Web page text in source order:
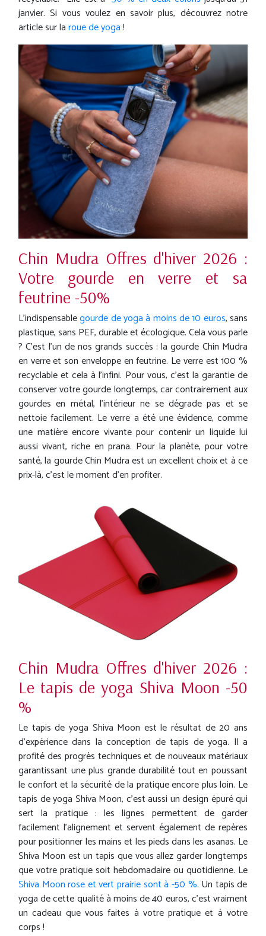
janvier. Si vous voulez en savoir plus, découvrez notre
article sur laroue de yoga!
Chin Mudra Offres d'hiver 2026 :
Votre gourde en verre et sa
feutrine -50%
L’indispensablegourde de yoga à moins de 10 euros, sans
plastique, sans PEF, durable et écologique. Cela vous parle
? C'est l'un de nos grands succès : la gourde Chin Mudra
en verre et son enveloppe en feutrine. Le verre est 100 %
recyclable et cela à l'infini. Pour vous, c'est la garantie de
conserver votre gourde longtemps, car contrairement aux
gourdes en métal, l'intérieur ne se dégrade pas et se
nettoie facilement. Le verre a été une évidence, comme
une matière encore vivante pour contenir un liquide lui
aussi vivant, riche en prana. Pour la planète, pour votre
santé, la gourde Chin Mudra est un excellent choix et à ce
prix-là, c’est le moment d’en profiter.
Chin Mudra Offres d'hiver 2026 :
Le tapis de yoga Shiva Moon -50
%
Le tapis de yoga Shiva Moon est le résultat de 20 ans
d'expérience dans la conception de tapis de yoga. Il a
profité des progrès techniques et de nouveaux matériaux
garantissant une plus grande durabilité tout en poussant
le confort et la sécurité de la pratique encore plus loin. Le
tapis de yoga Shiva Moon, c'est aussi un design épuré qui
sert la pratique : les lignes permettent de garder
facilement l'alignement et servent également de repères
pour positionner les mains et les pieds dans les asanas. Le
Shiva Moon est un tapis que vous allez garder longtemps
que votre pratique soit hebdomadaire ou quotidienne. Le
Shiva Moon rose et vert prairie sont à -50 %. Un tapis de
yoga de cette qualité à moins de 40 euros, c'est vraiment
un cadeau que vous faites à votre pratique et à votre
corps !